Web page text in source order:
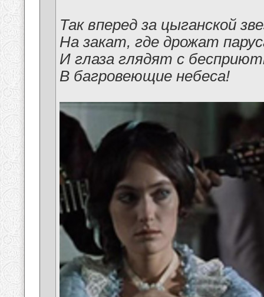
Так вперед за цыганской
На закат, где дрожат
И глаза глядят с
В багровеющие небеса!